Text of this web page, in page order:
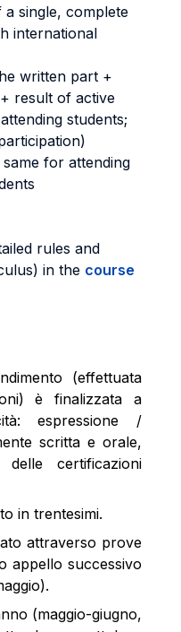
single, complete
international
written part +
result of active
students;
for attending
rules and
in the course
(effettuata
è finalizzata a
espressione /
scritta e orale,
certificazioni
in trentesimi.
attraverso prove
appello successivo
(maggio-giugno,